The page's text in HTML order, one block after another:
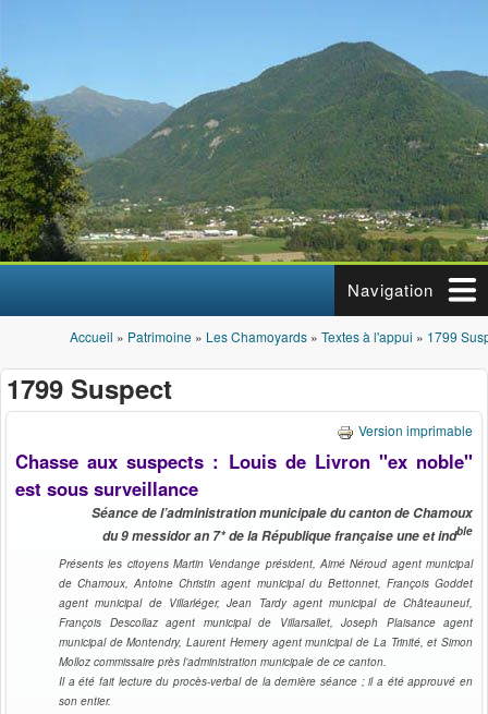
Navigation
Vous êtes ici
Accueil » Patrimoine » Les Chamoyards » Textes à l'appui » 1799
1799 Suspect
Version imprimable
Chasse aux suspects : Louis de Livron "ex noble"
est sous surveillance
Séance de l’administration municipale du canton de Chamoux
du 9 messidor an 7* de la République française une et indble
Présents les citoyens Martin Vendange président, Aimé Néroud agent municipal
de Chamoux, Antoine Christin agent municipal du Bettonnet, François Goddet
agent municipal de Villarléger, Jean Tardy agent municipal de Châteauneuf,
François Descollaz agent municipal de Villarsallet, Joseph Plaisance agent
municipal de Montendry, Laurent Hemery agent municipal de La Trinité, et Simon
Molloz commissaire près l’administration municipale de ce canton.
Il a été fait lecture du procès-verbal de la dernière séance ; il a été approuvé en
son entier.